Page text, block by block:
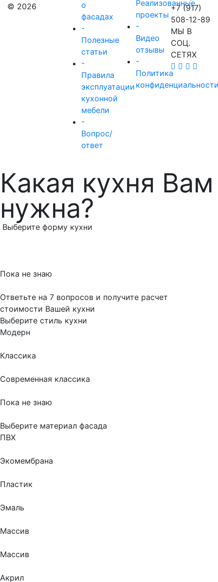
© 2026
о
фасадах
-
Полезные
статьи
-
Правила
эксплуатации
кухонной
мебели
-
Вопрос/
ответ
Реализованные
проекты
-
Видео
отзывы
-
Политика
+7 (917)
508-12-89
МЫ В
СОЦ.
СЕТЯХ
Какая кухня Вам
нужна?
Выберите форму кухни
Пока не знаю
Ответьте на 7 вопросов и получите расчет
стоимости Вашей кухни
Выберите стиль кухни
Модерн
Классика
Современная классика
Пока не знаю
Выберите материал фасада
ПВХ
Экомембрана
Пластик
Эмаль
Массив
Массив
Акрил